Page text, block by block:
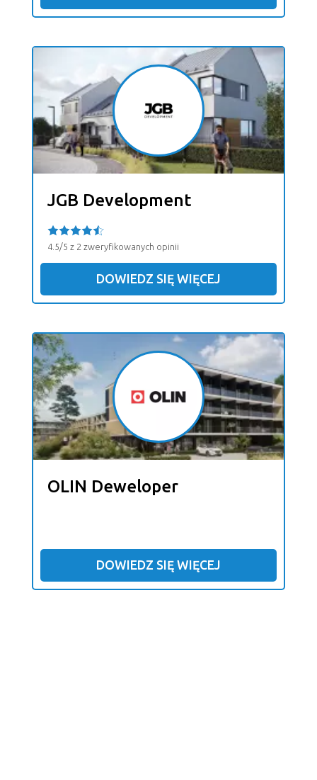
JGB Development
4.5/5 z 2 zweryfikowanych opinii
DOWIEDZ SIĘ WIĘCEJ
OLIN Deweloper
DOWIEDZ SIĘ WIĘCEJ